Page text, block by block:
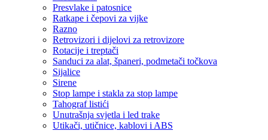
Presvlake i patosnice
Ratkape i čepovi za vijke
Razno
Retrovizori i dijelovi za retrovizore
Rotacije i treptači
Sanduci za alat, španeri, podmetači točkova
Sijalice
Sirene
Stop lampe i stakla za stop lampe
Tahograf listići
Unutrašnja svjetla i led trake
Utikači, utičnice, kablovi i ABS